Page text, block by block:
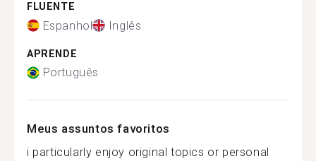
FLUENTE
Espanhol Inglês
APRENDE
Português
Meus assuntos favoritos
i particularly enjoy original topics or personal